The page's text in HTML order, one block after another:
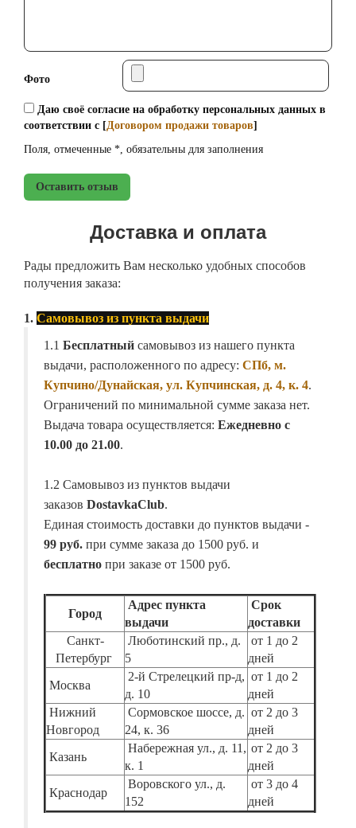
Фото
Даю своё согласие на обработку персональных данных в
соответствии с [Договором продажи товаров]
Поля, отмеченные *, обязательны для заполнения
Оставить отзыв
Доставка и оплата
Рады предложить Вам несколько удобных способов
получения заказа:
1. Самовывоз из пункта выдачи
1.1 Бесплатный самовывоз из нашего пункта
выдачи, расположенного по адресу: СПб, м.
Купчино/Дунайская, ул. Купчинская, д. 4, к. 4.
Ограничений по минимальной сумме заказа нет.
Выдача товара осуществляется: Ежедневно с
10.00 до 21.00.
1.2 Самовывоз из пунктов выдачи
заказов DostavkaClub.
Единая стоимость доставки до пунктов выдачи -
99 руб. при сумме заказа до 1500 руб. и
бесплатно при заказе от 1500 руб.
Город
Адрес пункта
выдачи
Срок
доставки
Санкт-
Петербург
Люботинский пр., д.
5
от 1 до 2
дней
Москва
2-й Стрелецкий пр-д,
д. 10
от 1 до 2
дней
Нижний
Новгород
Сормовское шоссе, д.
24, к. 36
от 2 до 3
дней
Казань
Набережная ул., д. 11,
к. 1
от 2 до 3
дней
Краснодар
Воровского ул., д.
152
от 3 до 4
дней